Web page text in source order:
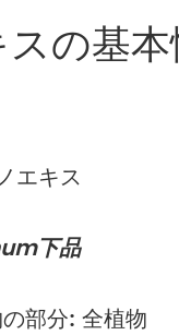
の基
エキス
下品
部分: 全植物